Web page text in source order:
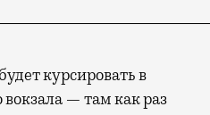
курсировать в
— там как раз